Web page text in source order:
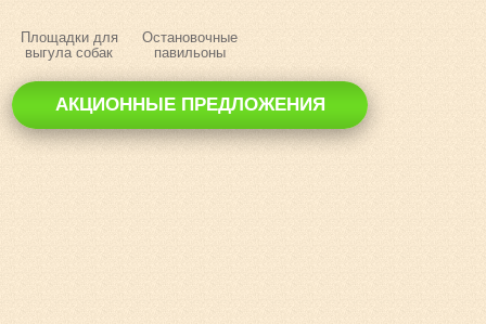
Площадки для
выгула собак
Остановочные
павильоны
АКЦИОННЫЕ ПРЕДЛОЖЕНИЯ